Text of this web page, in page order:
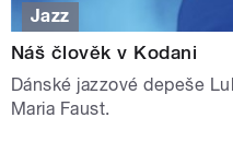
Jazz
Náš člověk v Kodani
Dánské jazzové depeše
Maria Faust.